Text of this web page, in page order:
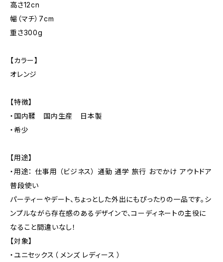
高さ12cn
幅（マチ）7cm
重さ300g
【カラー】
オレンジ
【特徴】
・国内鞣 国内生産 日本製
・希少
【用途】
・用途： 仕事用 （ビジネス） 通勤 通学 旅行 おでかけ アウトドア
普段使い
パーティーやデート、ちょっとした外出にもぴったりの一品です。シ
ンプルながら存在感のあるデザインで、コーディネートの主役に
なること間違いなし！
【対象】
・ユニセックス（ メンズ レディース ）